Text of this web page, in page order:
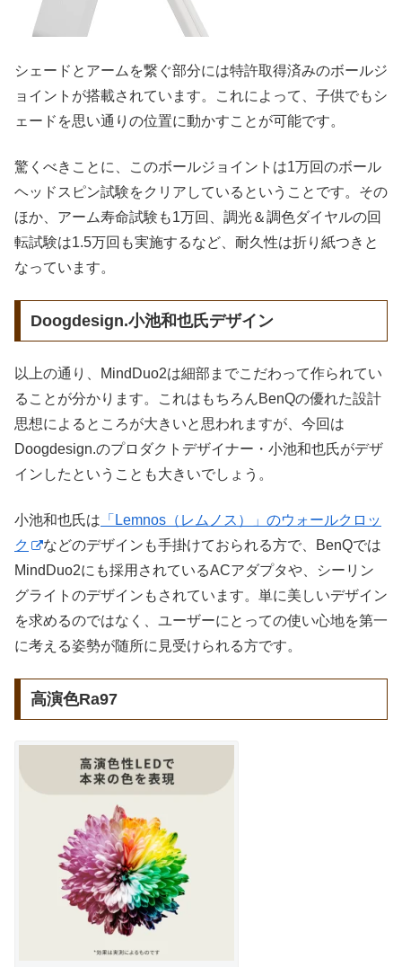
シェードとアームを繋ぐ部分には特許取得済みのボールジ
ョイントが搭載されています。これによって、子供でもシ
ェードを思い通りの位置に動かすことが可能です。
驚くべきことに、このボールジョイントは1万回のボール
ヘッドスピン試験をクリアしているということです。その
ほか、アーム寿命試験も1万回、調光＆調色ダイヤルの回
転試験は1.5万回も実施するなど、耐久性は折り紙つきと
なっています。
Doogdesign.小池和也氏デザイン
以上の通り、MindDuo2は細部までこだわって作られてい
ることが分かります。これはもちろんBenQの優れた設計
思想によるところが大きいと思われますが、今回は
Doogdesign.のプロダクトデザイナー・小池和也氏がデザ
インしたということも大きいでしょう。
小池和也氏は 「Lemnos（レムノス）」のウォールクロッ
ク
などのデザインも手掛けておられる方で、BenQでは
MindDuo2にも採用されているACアダプタや、シーリン
グライトのデザインもされています。単に美しいデザイン
を求めるのではなく、ユーザーにとっての使い心地を第一
に考える姿勢が随所に見受けられる方です。
高演色Ra97